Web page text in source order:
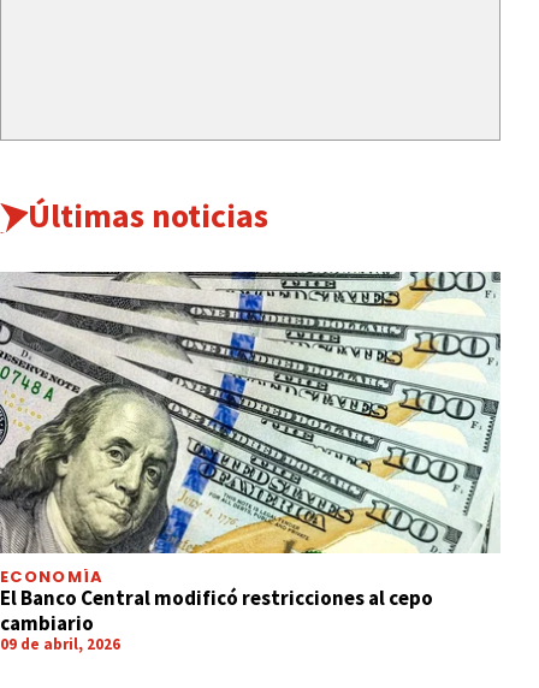
Últimas noticias
ECONOMÍA
El Banco Central modificó restricciones al cepo
cambiario
09 de abril, 2026